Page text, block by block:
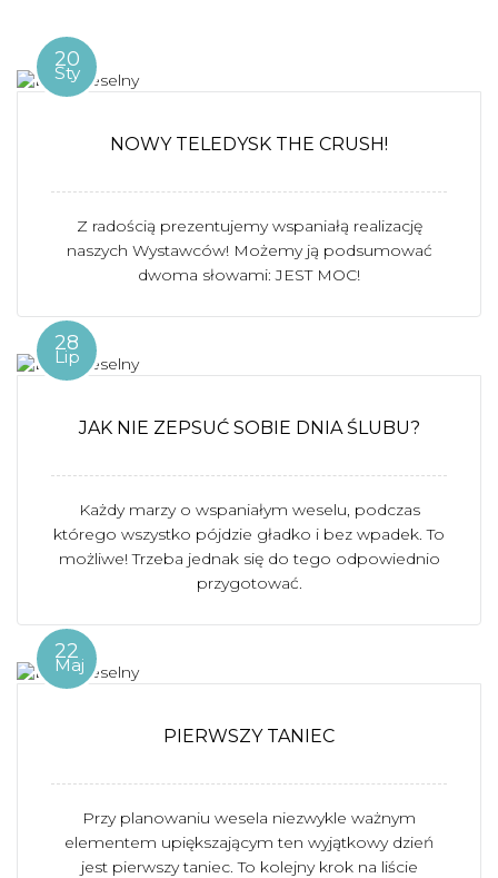
20
Sty
NOWY TELEDYSK THE CRUSH!
Z radością prezentujemy wspaniałą realizację
naszych Wystawców! Możemy ją podsumować
dwoma słowami: JEST MOC!
28
Lip
JAK NIE ZEPSUĆ SOBIE DNIA ŚLUBU?
Każdy marzy o wspaniałym weselu, podczas
którego wszystko pójdzie gładko i bez wpadek. To
możliwe! Trzeba jednak się do tego odpowiednio
przygotować.
22
Maj
PIERWSZY TANIEC
Przy planowaniu wesela niezwykle ważnym
elementem upiększającym ten wyjątkowy dzień
jest pierwszy taniec. To kolejny krok na liście